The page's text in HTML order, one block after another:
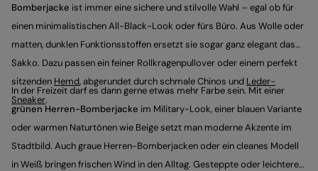
Bomberjacke ist immer eine sichere und stilvolle Wahl – egal ob für
einen minimalistischen All-Black-Look oder fürs Büro. Aus Wolle oder
matten, dunklen Funktionsstoffen ersetzt sie sogar ganz elegant das
Sakko. Dazu passen ein feiner Rollkragenpullover oder einem perfekt
sitzenden Hemd, abgerundet durch schmale Chinos und Leder-
Sneaker.
In der Freizeit darf es dann gerne etwas mehr Farbe sein. Mit einer
grünen Herren-Bomberjacke im Military-Look, einer blauen Variante
oder warmen Naturtönen wie Beige setzt man moderne Akzente im
Stadtbild. Auch graue Herren-Bomberjacken oder ein cleanes Modell
in Weiß bringen frischen Wind in den Alltag. Gesteppte oder leichtere